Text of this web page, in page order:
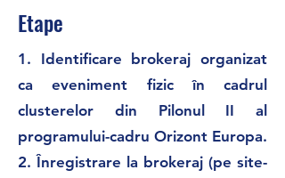
Etape
1. Identificare brokeraj organizat
ca eveniment fizic în cadrul
clusterelor din Pilonul II al
programului-cadru Orizont Europa.
2. Înregistrare la brokeraj (pe site-